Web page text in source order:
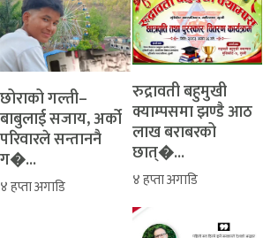
‎​छोराको गल्ती–
बाबुलाई सजाय, अर्को
परिवारले सन्ताननै
ग�...
४ हप्ता अगाडि
रुद्रावती बहुमुखी
क्याम्पसमा झण्डै आठ
लाख बराबरको
छात्�...
४ हप्ता अगाडि